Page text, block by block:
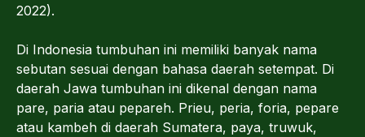
2022).
Di Indonesia tumbuhan ini memiliki banyak nama
sebutan sesuai dengan bahasa daerah setempat. Di
daerah Jawa tumbuhan ini dikenal dengan nama
pare, paria atau pepareh. Prieu, peria, foria, pepare
atau kambeh di daerah Sumatera, paya, truwuk,